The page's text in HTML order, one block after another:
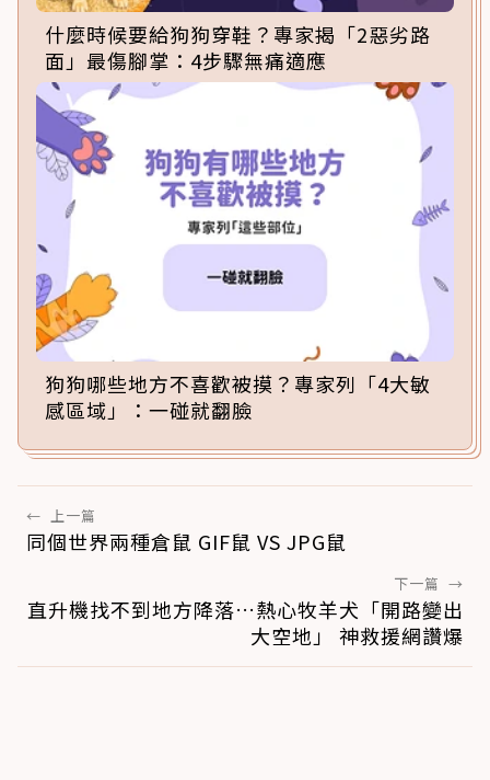
什麼時候要給狗狗穿鞋？專家揭「2惡劣路
面」最傷腳掌：4步驟無痛適應
狗狗哪些地方不喜歡被摸？專家列「4大敏
感區域」：一碰就翻臉
← 上一篇
同個世界兩種倉鼠 GIF鼠 VS JPG鼠
下一篇 →
直升機找不到地方降落…熱心牧羊犬「開路變出
大空地」 神救援網讚爆